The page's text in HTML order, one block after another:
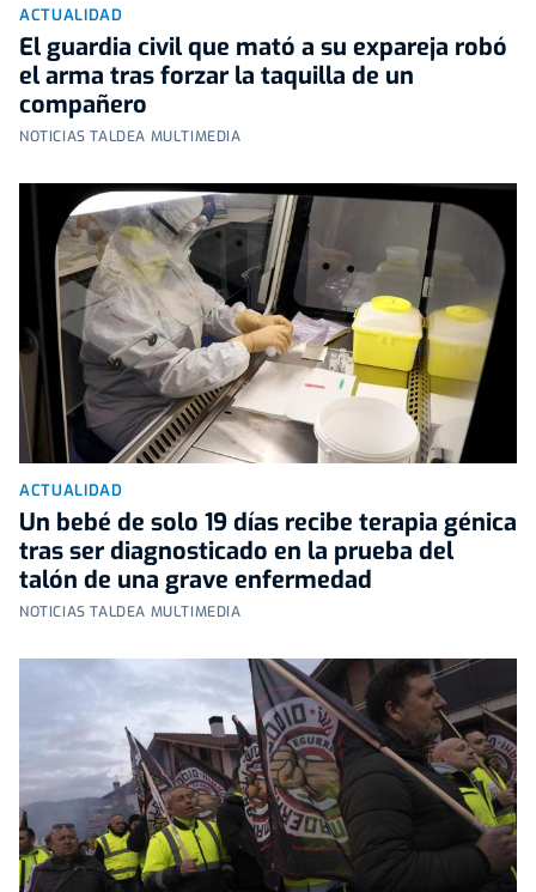
ACTUALIDAD
El guardia civil que mató a su expareja robó
el arma tras forzar la taquilla de un
compañero
NOTICIAS TALDEA MULTIMEDIA
ACTUALIDAD
Un bebé de solo 19 días recibe terapia génica
tras ser diagnosticado en la prueba del
talón de una grave enfermedad
NOTICIAS TALDEA MULTIMEDIA